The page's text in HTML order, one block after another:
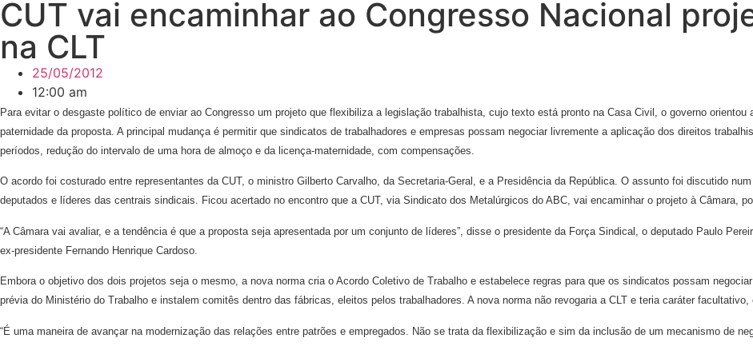
CUT vai encaminhar ao Congresso Nacional
na CLT
25/05/2012
12:00 am
Para evitar o desgaste político de enviar ao Congresso um projeto que flexibiliza a legislação trabalhista, cujo texto está pronto na Casa Civil, o governo
paternidade da proposta. A principal mudança é permitir que sindicatos de trabalhadores e empresas possam negociar livremente a aplicação dos direitos
períodos, redução do intervalo de uma hora de almoço e da licença-maternidade, com compensações.
O acordo foi costurado entre representantes da CUT, o ministro Gilberto Carvalho, da Secretaria-Geral, e a Presidência da República. O assunto foi discutido
deputados e líderes das centrais sindicais. Ficou acertado no encontro que a CUT, via Sindicato dos Metalúrgicos do ABC, vai encaminhar o projeto à Câmara,
“A Câmara vai avaliar, e a tendência é que a proposta seja apresentada por um conjunto de líderes”, disse o presidente da Força Sindical, o deputado Paulo
ex-presidente Fernando Henrique Cardoso.
Embora o objetivo dos dois projetos seja o mesmo, a nova norma cria o Acordo Coletivo de Trabalho e estabelece regras para que os sindicatos possam
prévia do Ministério do Trabalho e instalem comitês dentro das fábricas, eleitos pelos trabalhadores. A nova norma não revogaria a CLT e teria caráter facultativo,
“É uma maneira de avançar na modernização das relações entre patrões e empregados. Não se trata da flexibilização e sim da inclusão de um mecanismo de